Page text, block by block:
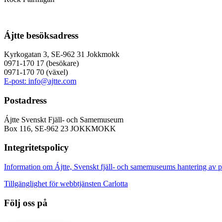
Ájtte besöksadress
Kyrkogatan 3, SE-962 31 Jokkmokk
0971-170 17 (besökare)
0971-170 70 (växel)
E-post: info@ajtte.com
Postadress
Ájtte Svenskt Fjäll- och Samemuseum
Box 116, SE-962 23 JOKKMOKK
Integritetspolicy
Information om Ájtte, Svenskt fjäll- och samemuseums hantering av
Tillgänglighet för webbtjänsten Carlotta
Följ oss på